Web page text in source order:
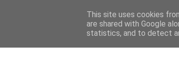
Home Features
This site uses cookies
are shared with Google
statistics, and to detect